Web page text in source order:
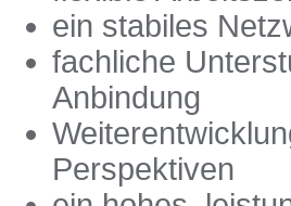
ein stabiles
fachliche
Anbindung
Perspektiven